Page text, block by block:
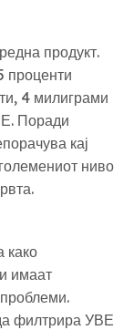
продукт.
проценти
4 милиграми
Поради
кај
ниво
како
имаат
филтрира УВЕ